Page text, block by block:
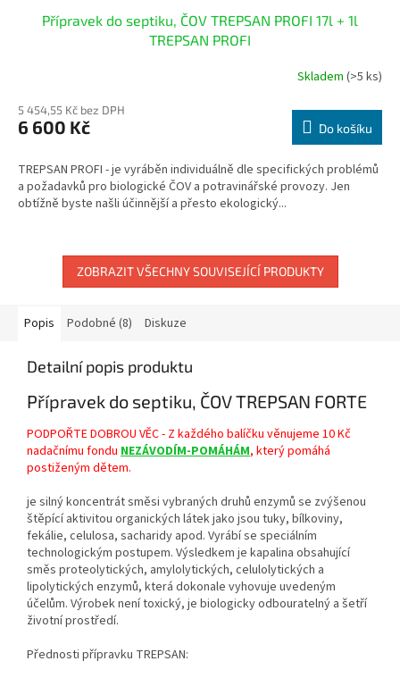
Přípravek do septiku, ČOV TREPSAN PROFI 17l + 1l
TREPSAN PROFI
produktu
je
z
5
hvězdiček.
Skladem(>5 ks)
5 454,55 Kč bez DPH
6 600 Kč Do košíku
TREPSAN PROFI - je vyráběn individuálně dle specifických problémů
a požadavků pro biologické ČOV a potravinářské provozy. Jen
obtížně byste našli účinnější a přesto ekologický...
ZOBRAZIT VŠECHNY SOUVISEJÍCÍ PRODUKTY
Popis Podobné (8) Diskuze
Detailní popis produktu
Přípravek do septiku, ČOV TREPSAN FORTE
PODPOŘTE DOBROU VĚC - Z každého balíčku věnujeme 10 Kč
nadačnímu fondu NEZÁVODÍM-POMÁHÁM, který pomáhá
postiženým dětem.
je silný koncentrát směsi vybraných druhů enzymů se zvýšenou
štěpící aktivitou organických látek jako jsou tuky, bílkoviny,
fekálie, celulosa, sacharidy apod. Vyrábí se speciálním
technologickým postupem. Výsledkem je kapalina obsahující
směs proteolytických, amylolytických, celulolytických a
lipolytických enzymů, která dokonale vyhovuje uvedeným
účelům. Výrobek není toxický, je biologicky odbouratelný a šetří
životní prostředí.
Přednosti přípravku TREPSAN: